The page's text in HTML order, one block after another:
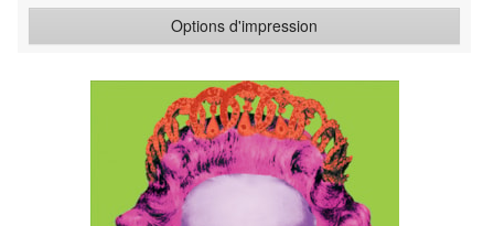
Options d'impression